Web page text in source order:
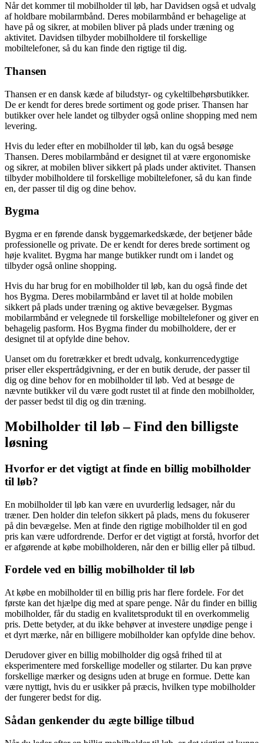
Når det kommer til mobilholder til løb, har Davidsen også et udvalg
af holdbare mobilarmbånd. Deres mobilarmbånd er behagelige at
have på og sikrer, at mobilen bliver på plads under træning og
aktivitet. Davidsen tilbyder mobilholdere til forskellige
mobiltelefoner, så du kan finde den rigtige til dig.
Thansen
Thansen er en dansk kæde af biludstyr- og cykeltilbehørsbutikker.
De er kendt for deres brede sortiment og gode priser. Thansen har
butikker over hele landet og tilbyder også online shopping med nem
levering.
Hvis du leder efter en mobilholder til løb, kan du også besøge
Thansen. Deres mobilarmbånd er designet til at være ergonomiske
og sikrer, at mobilen bliver sikkert på plads under aktivitet. Thansen
tilbyder mobilholdere til forskellige mobiltelefoner, så du kan finde
en, der passer til dig og dine behov.
Bygma
Bygma er en førende dansk byggemarkedskæde, der betjener både
professionelle og private. De er kendt for deres brede sortiment og
høje kvalitet. Bygma har mange butikker rundt om i landet og
tilbyder også online shopping.
Hvis du har brug for en mobilholder til løb, kan du også finde det
hos Bygma. Deres mobilarmbånd er lavet til at holde mobilen
sikkert på plads under træning og aktive bevægelser. Bygmas
mobilarmbånd er velegnede til forskellige mobiltelefoner og giver en
behagelig pasform. Hos Bygma finder du mobilholdere, der er
designet til at opfylde dine behov.
Uanset om du foretrækker et bredt udvalg, konkurrencedygtige
priser eller ekspertrådgivning, er der en butik derude, der passer til
dig og dine behov for en mobilholder til løb. Ved at besøge de
nævnte butikker vil du være godt rustet til at finde den mobilholder,
der passer bedst til dig og din træning.
Mobilholder til løb – Find den billigste
løsning
Hvorfor er det vigtigt at finde en billig mobilholder
til løb?
En mobilholder til løb kan være en uvurderlig ledsager, når du
træner. Den holder din telefon sikkert på plads, mens du fokuserer
på din bevægelse. Men at finde den rigtige mobilholder til en god
pris kan være udfordrende. Derfor er det vigtigt at forstå, hvorfor det
er afgørende at købe mobilholderen, når den er billig eller på tilbud.
Fordele ved en billig mobilholder til løb
At købe en mobilholder til en billig pris har flere fordele. For det
første kan det hjælpe dig med at spare penge. Når du finder en billig
mobilholder, får du stadig en kvalitetsprodukt til en overkommelig
pris. Dette betyder, at du ikke behøver at investere unødige penge i
et dyrt mærke, når en billigere mobilholder kan opfylde dine behov.
Derudover giver en billig mobilholder dig også frihed til at
eksperimentere med forskellige modeller og stilarter. Du kan prøve
forskellige mærker og designs uden at bruge en formue. Dette kan
være nyttigt, hvis du er usikker på præcis, hvilken type mobilholder
der fungerer bedst for dig.
Sådan genkender du ægte billige tilbud